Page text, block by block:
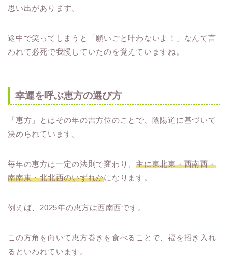
思い出があります。
途中で笑ってしまうと「願いごと叶わないよ！」なんて言
われて必死で我慢していたのを覚えていますね。
幸運を呼ぶ恵方の選び方
「恵方」とはその年の吉方位のことで、陰陽道に基づいて
決められています。
毎年の恵方は一定の法則で変わり、主に東北東・西南西・
南南東・北北西のいずれかになります。
例えば、2025年の恵方は西南西です。
この方角を向いて恵方巻きを食べることで、福を招き入れ
るといわれています。